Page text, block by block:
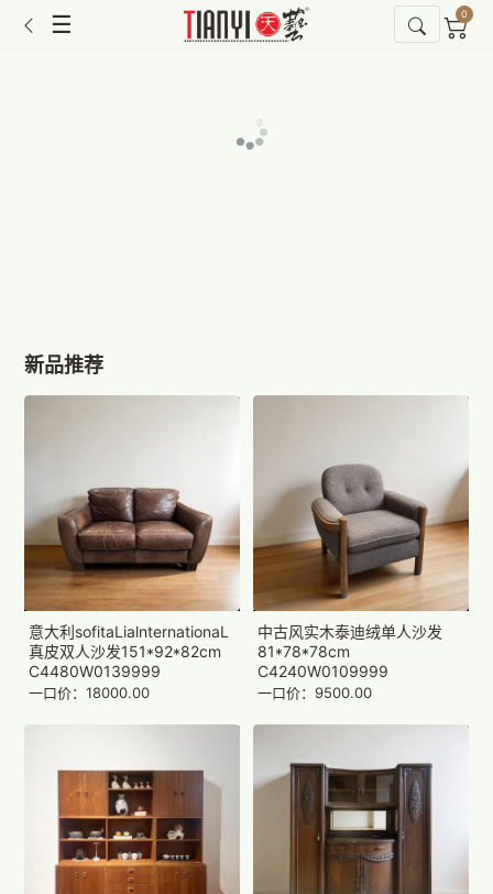
☰ 0
新品推荐
意大利sofitaLialnternationaL
真皮双人沙发151*92*82cm
C4480W0139999
一口价：18000.00
中古风实木泰迪绒单人沙发
81*78*78cm
C4240W0109999
一口价：9500.00